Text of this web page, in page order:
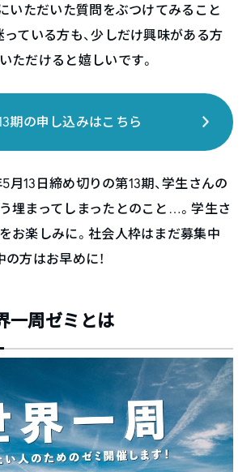
いただいた質問をぶつけてみること
っている方も、少しだけ興味がある方
ただけると嬉しいです。
期の申し込みはこちら
13日締め切りの第13期、学生さんの
埋まってしまったとのこと…。学生さ
お楽しみに。社会人枠はまだ募集中
方はお早めに！
一周ゼミとは